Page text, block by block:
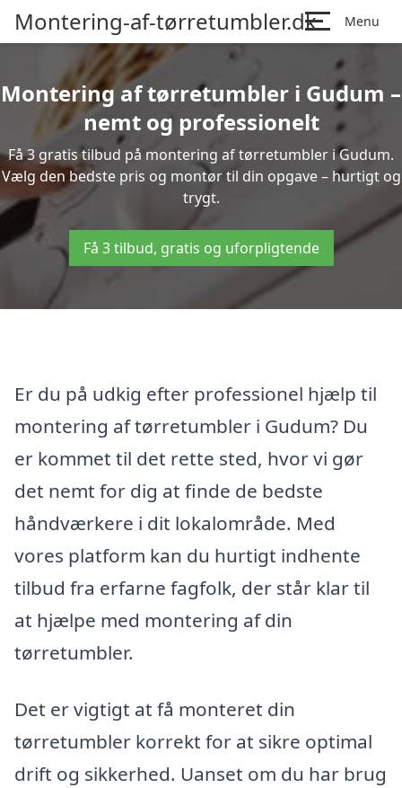
Montering-af-tørretumbler.dk Menu
Montering af tørretumbler i Gudum –
nemt og professionelt
Få 3 gratis tilbud på montering af tørretumbler i Gudum.
Vælg den bedste pris og montør til din opgave – hurtigt og
trygt.
Få 3 tilbud, gratis og uforpligtende
Er du på udkig efter professionel hjælp til
montering af tørretumbler i Gudum? Du
er kommet til det rette sted, hvor vi gør
det nemt for dig at finde de bedste
håndværkere i dit lokalområde. Med
vores platform kan du hurtigt indhente
tilbud fra erfarne fagfolk, der står klar til
at hjælpe med montering af din
tørretumbler.
Det er vigtigt at få monteret din
tørretumbler korrekt for at sikre optimal
drift og sikkerhed. Uanset om du har brug